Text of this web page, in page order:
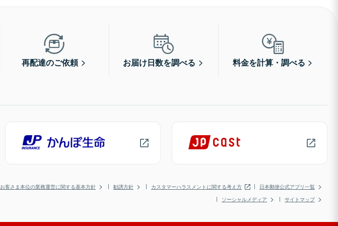
再配達のご依頼 お届け日数を調べる 料金を計算・調べる
お客さま本位の業務運営に関する基本方針 勧誘方針 カスタマーハラスメントに関する考え方
日本郵便公式アプリ一覧
ソーシャルメディア
サイトマップ